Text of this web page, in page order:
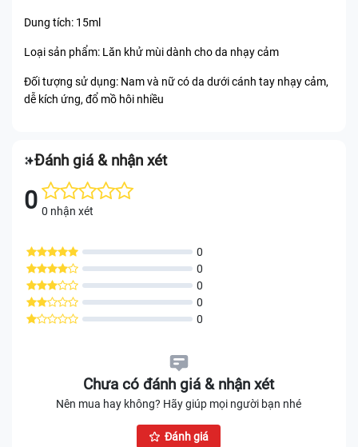
Dung tích: 15ml
Loại sản phẩm: Lăn khử mùi dành cho da nhạy cảm
Đối tượng sử dụng: Nam và nữ có da dưới cánh tay nhạy cảm,
dễ kích ứng, đổ mồ hôi nhiều
Đánh giá & nhận xét
0 0 nhận xét
0
0
0
0
0
Chưa có đánh giá & nhận xét
Nên mua hay không? Hãy giúp mọi người bạn nhé
Đánh giá